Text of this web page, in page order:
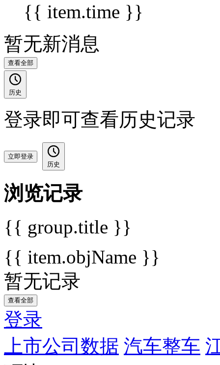
{{ item.time }}
暂无新消息
查看全部
历史
登录即可查看历史记录
立即登录
历史
浏览记录
{{ group.title }}
{{ item.objName }}
暂无记录
查看全部
登录
上市公司数据 汽车整车